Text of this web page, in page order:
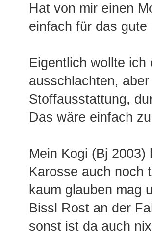
Hat von mir einen
einfach für das gute
Eigentlich wollte ich
ausschlachten,
Stoffausstattung,
Das wäre einfach
Mein Kogi (Bj
Karosse auch noch
kaum glauben mag
Bissl Rost an der
sonst ist da auch